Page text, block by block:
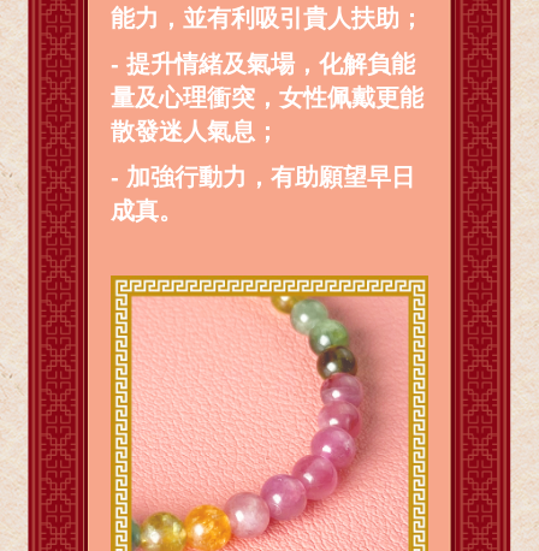
能力，並有利吸引貴人扶助；
- 提升情緒及氣場，化解負能
量及心理衝突，女性佩戴更能
散發迷人氣息；
- 加強行動力，有助願望早日
成真。